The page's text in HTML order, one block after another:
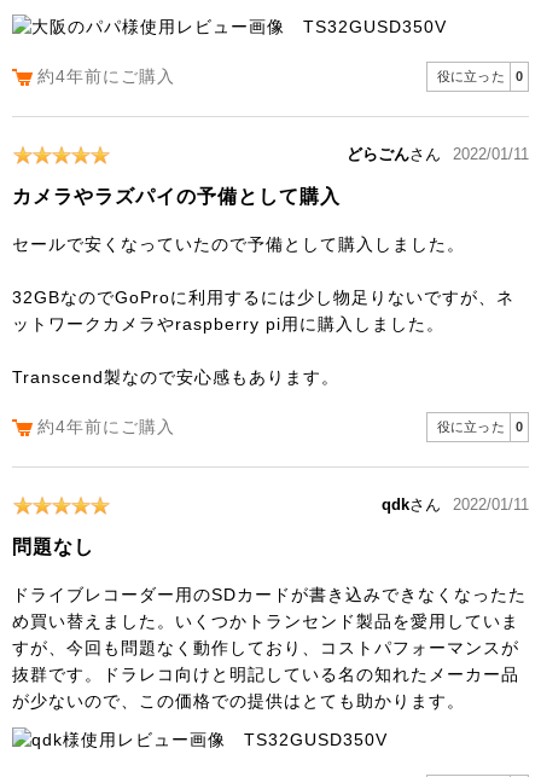
約4年前にご購入 役に立った 0
どらごんさん 2022/01/11
カメラやラズパイの予備として購入
セールで安くなっていたので予備として購入しました。
32GBなのでGoProに利用するには少し物足りないですが、ネ
ットワークカメラやraspberry pi用に購入しました。
Transcend製なので安心感もあります。
約4年前にご購入 役に立った 0
qdkさん 2022/01/11
問題なし
ドライブレコーダー用のSDカードが書き込みできなくなったた
め買い替えました。いくつかトランセンド製品を愛用していま
すが、今回も問題なく動作しており、コストパフォーマンスが
抜群です。ドラレコ向けと明記している名の知れたメーカー品
が少ないので、この価格での提供はとても助かります。